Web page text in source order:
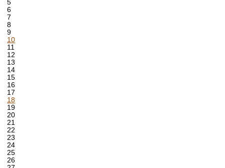
5
6
7
8
9
10
11
12
13
14
15
16
17
18
19
20
21
22
23
24
25
26